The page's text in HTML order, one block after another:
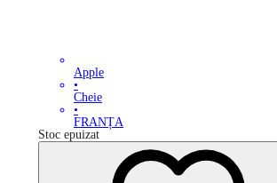
Apple
•
Cheie
•
FRANȚA
Stoc epuizat